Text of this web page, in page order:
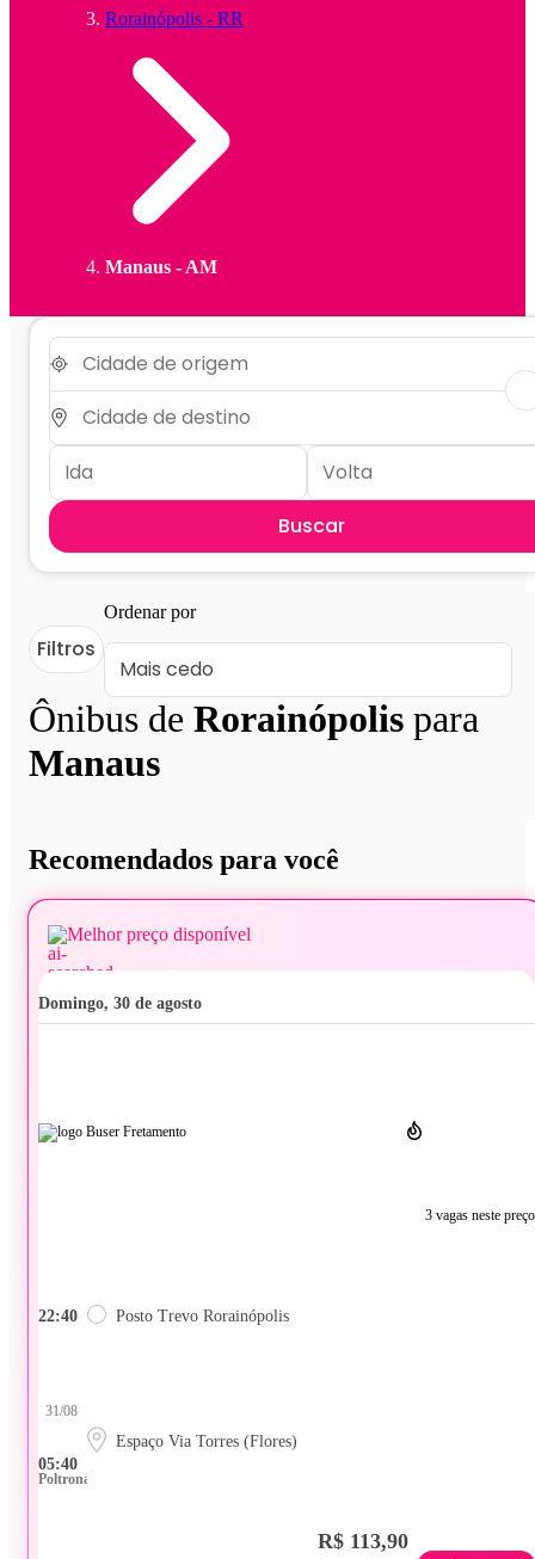
Rorainópolis - RR
Manaus - AM
Buscar
Ônibus de Rorainópolis para
Manaus
Filtros
Ordenar por
Recomendados para você
Melhor preço disponível
domingo, 30 de agosto
3 vagas neste preço
22:40 Posto Trevo Rorainópolis
05:40
31/08
Espaço Via Torres (Flores)
Poltrona
R$ 113,90